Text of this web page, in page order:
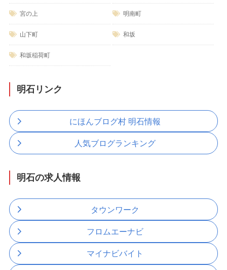
宮の上 明南町
山下町 和坂
和坂稲荷町
明石リンク
にほんブログ村 明石情報
人気ブログランキング
明石の求人情報
タウンワーク
フロムエーナビ
マイナビバイト